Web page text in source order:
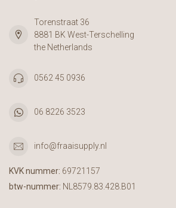
Torenstraat 36
8881 BK West-Terschelling
the Netherlands
0562 45 0936
06 8226 3523
info@fraaisupply.nl
KVK nummer: 69721157
btw-nummer: NL8579.83.428.B01